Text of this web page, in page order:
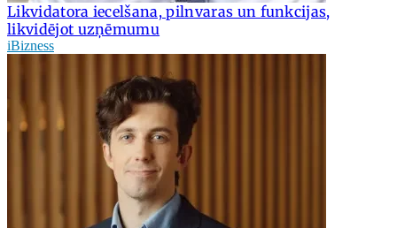
Likvidatora iecelšana, pilnvaras un funkcijas,
likvidējot uzņēmumu
iBizness